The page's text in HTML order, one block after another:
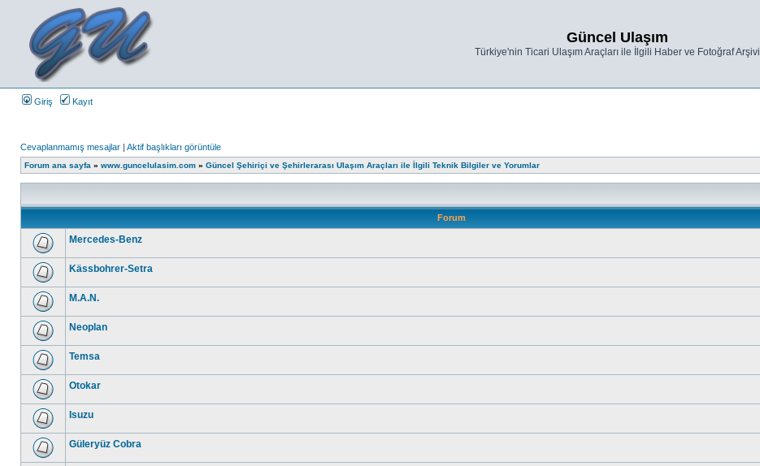
Güncel Ulaşım
Türkiye'nin Ticari Ulaşım Araçları ile İlgili Haber ve Fotoğraf Arşivi
Giriş Kayıt
Cevaplanmamış mesajlar | Aktif başlıkları görüntüle
Forum ana sayfa » www.guncelulasim.com » Güncel Şehiriçi ve Şehirlerarası Ulaşım Araçları ile İlgili Teknik Bilgiler ve Yorumlar
Forum
Mercedes-Benz
Kässbohrer-Setra
M.A.N.
Neoplan
Temsa
Otokar
Isuzu
Güleryüz Cobra